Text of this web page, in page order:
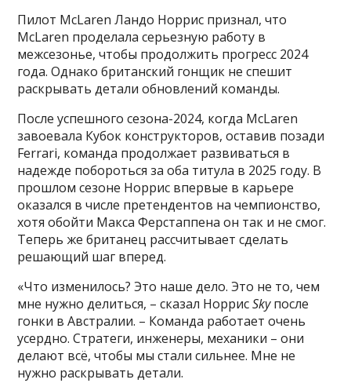
Пилот McLaren Ландо Норрис признал, что
McLaren проделала серьезную работу в
межсезонье, чтобы продолжить прогресс 2024
года. Однако британский гонщик не спешит
раскрывать детали обновлений команды.
После успешного сезона-2024, когда McLaren
завоевала Кубок конструкторов, оставив позади
Ferrari, команда продолжает развиваться в
надежде побороться за оба титула в 2025 году. В
прошлом сезоне Норрис впервые в карьере
оказался в числе претендентов на чемпионство,
хотя обойти Макса Ферстаппена он так и не смог.
Теперь же британец рассчитывает сделать
решающий шаг вперед.
«Что изменилось? Это наше дело. Это не то, чем
мне нужно делиться, – сказал НоррисSkyпосле
гонки в Австралии. – Команда работает очень
усердно. Стратеги, инженеры, механики – они
делают всё, чтобы мы стали сильнее. Мне не
нужно раскрывать детали.